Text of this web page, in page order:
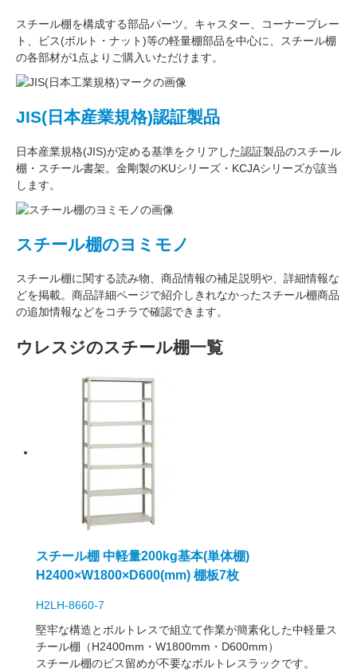
スチール棚を構成する部品パーツ。 キャスター
コーナープレー
ト
ビス(ボルト・ナット)等の軽量棚部品を中心に、スチール棚
の各部材が1点よりご購入いただけます。
JIS(日本産業規格)認証製品
日本産業規格(JIS)が定める基準をクリアした認証製品のスチール
棚・スチール書架。金剛製のKUシリーズ・KCJAシリーズが該当
します。
スチール棚のヨミモノ
スチール棚に関する読み物、商品情報の補足説明や、詳細情報な
どを掲載。商品詳細ページで紹介しきれなかったスチール棚商品
の追加情報などをコチラで確認できます。
ウレスジのスチール棚一覧
スチール棚 中軽量200kg基本(単体棚)
H2400×W1800×D600(mm) 棚板7枚
H2LH-8660-7
堅牢な構造とボルトレスで組立て作業が簡素化した中軽量ス
チール棚（H2400mm・W1800mm・D600mm）
スチール棚のビス留めが不要なボルトレスラックです。